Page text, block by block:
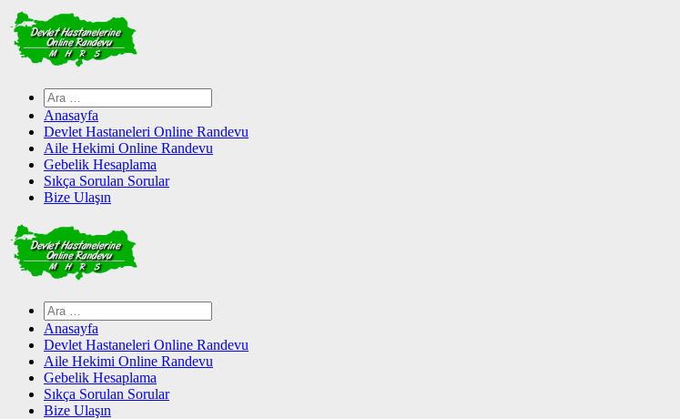
Skip
to
content
Arama:
Anasayfa
Devlet Hastaneleri Online Randevu
Aile Hekimi Online Randevu
Gebelik Hesaplama
Sıkça Sorulan Sorular
Bize Ulaşın
Arama:
Anasayfa
Devlet Hastaneleri Online Randevu
Aile Hekimi Online Randevu
Gebelik Hesaplama
Sıkça Sorulan Sorular
Bize Ulaşın